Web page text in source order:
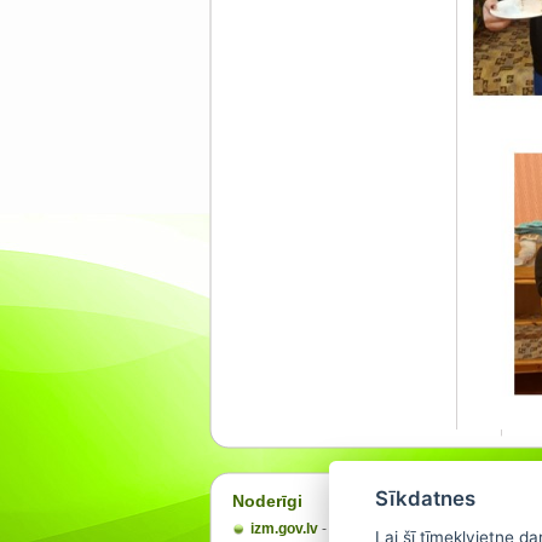
Noderīgi
izm.gov.lv - LR Izglītības un zinātnes
Sīkdatnes
Lai šī tīmekļvietne